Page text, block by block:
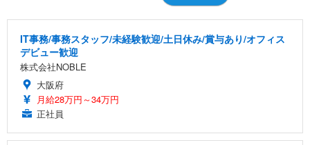
IT事務/事務スタッフ/未経験歓迎/土日休み/賞与あり/オフィス
デビュー歓迎
株式会社NOBLE
大阪府
月給28万円～34万円
正社員